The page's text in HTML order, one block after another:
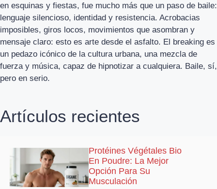
en esquinas y fiestas, fue mucho más que un paso de baile:
lenguaje silencioso, identidad y resistencia. Acrobacias
imposibles, giros locos, movimientos que asombran y
mensaje claro: esto es arte desde el asfalto. El breaking es
un pedazo icónico de la cultura urbana, una mezcla de
fuerza y música, capaz de hipnotizar a cualquiera. Baile, sí,
pero en serio.
Artículos recientes
Protéines Végétales Bio
En Poudre: La Mejor
Opción Para Su
Musculación